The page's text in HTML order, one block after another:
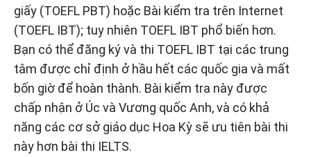
giấy (TOEFL PBT) hoặc Bài kiểm tra trên Internet
(TOEFL IBT); tuy nhiên TOEFL IBT phổ biến hơn.
Bạn có thể đăng ký và thi TOEFL IBT tại các trung
tâm được chỉ định ở hầu hết các quốc gia và mất
bốn giờ để hoàn thành. Bài kiểm tra này được
chấp nhận ở Úc và Vương quốc Anh, và có khả
năng các cơ sở giáo dục Hoa Kỳ sẽ ưu tiên bài thi
này hơn bài thi IELTS.